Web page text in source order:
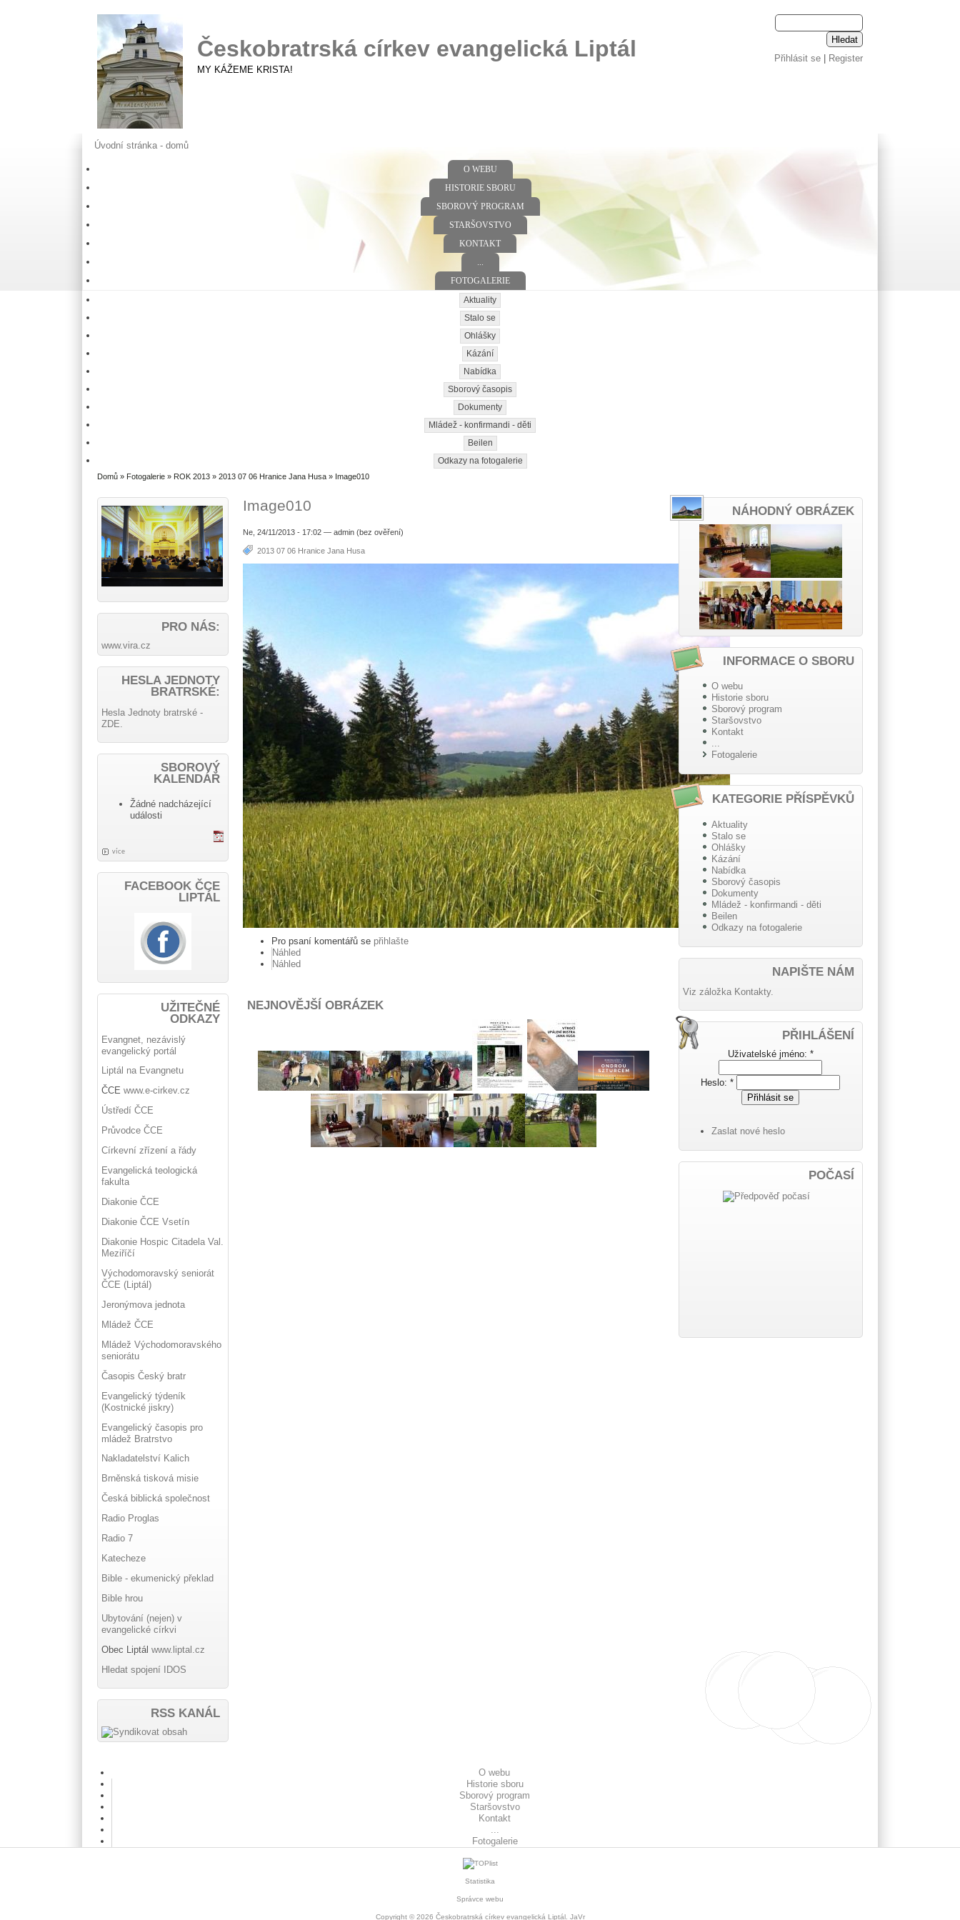
Přihlásit se| Register
Českobratrská církev evangelická Liptál
MY KÁŽEME KRISTA!
Úvodní stránka - domů
O WEBU
HISTORIE SBORU
SBOROVÝ PROGRAM
STARŠOVSTVO
KONTAKT
FOTOGALERIE
Aktuality
Stalo se
Ohlášky
Kázání
Nabídka
Sborový časopis
Dokumenty
Mládež - konfirmandi - děti
Beilen
Odkazy na fotogalerie
Domů » Fotogalerie » ROK 2013 »2013 07 06 Hranice Jana Husa » Image010
Image010
Ne, 24/11/2013 - 17:02 — admin (bez ověření)
2013 07 06 Hranice Jana Husa
Pro psaní komentářů se přihlašte
Náhled
Náhled
NEJNOVĚJŠÍ OBRÁZEK
PRO NÁS:
www.vira.cz
HESLA JEDNOTY
BRATRSKÉ:
Hesla Jednoty bratrské -
ZDE.
SBOROVÝ
KALENDÁŘ
Žádné nadcházející
události
více
FACEBOOK ČCE
LIPTÁL
UŽITEČNÉ
ODKAZY
Evangnet, nezávislý
evangelický portál
Liptál na Evangnetu
ČCEwww.e-cirkev.cz
Ústředí ČCE
Průvodce ČCE
Církevní zřízení a řády
Evangelická teologická
fakulta
Diakonie ČCE
Diakonie ČCE Vsetín
Diakonie Hospic Citadela Val.
Meziříčí
Východomoravský seniorát
ČCE (Liptál)
Jeronýmova jednota
Mládež ČCE
Mládež Východomoravského
seniorátu
Časopis Český bratr
Evangelický týdeník
(Kostnické jiskry)
Evangelický časopis pro
mládež Bratrstvo
Nakladatelství Kalich
Brněnská tisková misie
Česká biblická společnost
Radio Proglas
Radio 7
Katecheze
Bible - ekumenický překlad
Bible hrou
Ubytování (nejen) v
evangelické církvi
Obec Liptálwww.liptal.cz
Hledat spojení IDOS
RSS KANÁL
NÁHODNÝ OBRÁZEK
INFORMACE O SBORU
O webu
Historie sboru
Sborový program
Staršovstvo
Kontakt
Fotogalerie
KATEGORIE PŘÍSPĚVKŮ
Aktuality
Stalo se
Ohlášky
Kázání
Nabídka
Sborový časopis
Dokumenty
Mládež - konfirmandi - děti
Beilen
Odkazy na fotogalerie
NAPIŠTE NÁM
Viz záložka Kontakty.
PŘIHLÁŠENÍ
Uživatelské jméno: *
Heslo:*
Zaslat nové heslo
POČASÍ
O webu
Historie sboru
Sborový program
Staršovstvo
Kontakt
Fotogalerie
Statistika
Správce webu
Copyright © 2026 Českobratrská církev evangelická Liptál. JaVr